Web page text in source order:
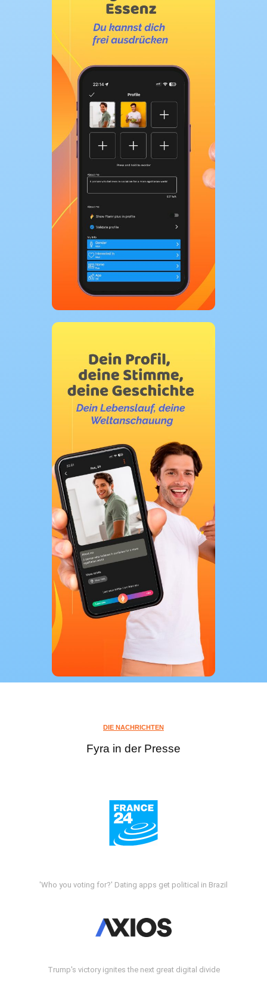
DIE NACHRICHTEN
Fyra in der Presse
'Who you voting for?' Dating apps get political in Brazil
Trump's victory ignites the next great digital divide